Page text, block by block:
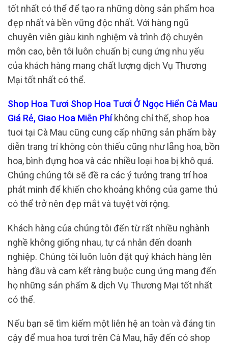
tốt nhất có thể để tạo ra những dòng sản phẩm hoa
đẹp nhất và bền vững độc nhất. Với hàng ngũ
chuyên viên giàu kinh nghiệm và trình độ chuyên
môn cao, bên tôi luôn chuẩn bị cung ứng nhu yếu
của khách hàng mang chất lượng dịch Vụ Thương
Mại tốt nhất có thể.
Shop Hoa Tươi Shop Hoa Tươi Ở Ngọc Hiển Cà Mau
Giá Rẻ, Giao Hoa Miễn Phíkhông chỉ thế, shop hoa
tuoi tại Cà Mau cũng cung cấp những sản phẩm bày
diễn trang trí không còn thiếu cũng như lẵng hoa, bồn
hoa, bình đựng hoa và các nhiều loại hoa bị khô quá.
Chúng chúng tôi sẽ đề ra các ý tưởng trang trí hoa
phát minh để khiến cho khoảng không của game thủ
có thể trở nên đẹp mắt và tuyệt vời rộng.
Khách hàng của chúng tôi đến từ rất nhiều nghành
nghề không giống nhau, tự cá nhân đến doanh
nghiệp. Chúng tôi luôn luôn đặt quý khách hàng lên
hàng đầu và cam kết ràng buộc cung ứng mang đến
họ những sản phẩm & dịch Vụ Thương Mại tốt nhất
có thể.
Nếu bạn sẽ tìm kiếm một liên hệ an toàn và đáng tin
cậy để mua hoa tươi trên Cà Mau, hãy đến có shop